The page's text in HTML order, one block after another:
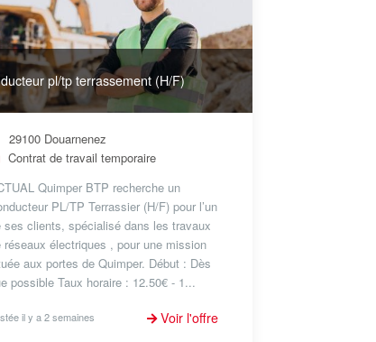
pl/tp terrassement (H/F)
29100 Douarnenez
Contrat de travail temporaire
Quimper BTP recherche un
PL/TP Terrassier (H/F) pour l’un
ses clients, spécialisé dans les travaux
réseaux électriques , pour une mission
aux portes de Quimper. Début : Dès
possible Taux horaire : 12.50€ - 1...
il y a 2 semaines Voir l'offre